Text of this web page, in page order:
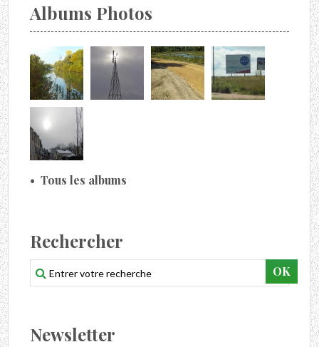
Albums Photos
Tous les albums
Rechercher
Newsletter